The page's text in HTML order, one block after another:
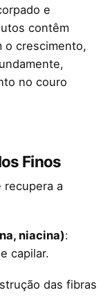
e
contêm
o crescimento,
no couro
Finos
a
niacina):
capilar.
das fibras